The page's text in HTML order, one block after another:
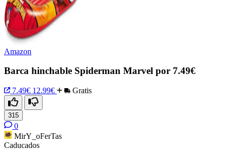
Amazon
Barca hinchable Spiderman Marvel por 7.49€
7.49€ 12.99€ Gratis
315
0
MirY_oFerTas
Caducados